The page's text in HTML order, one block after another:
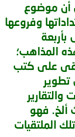
_ والله يعلم _
وحرصاً على
شاءوا حذفوه
أن موضوع
وفروعها
المذاهب؛
على كتب
تطوير
ألخ. فهو
الملتقيات